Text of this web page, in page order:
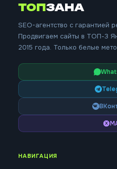
ТОПЗАНА
SEO-агентство с гарантией
Продвигаем сайты в ТОП-3
2015 года. Только белые
НАВИГАЦИЯ